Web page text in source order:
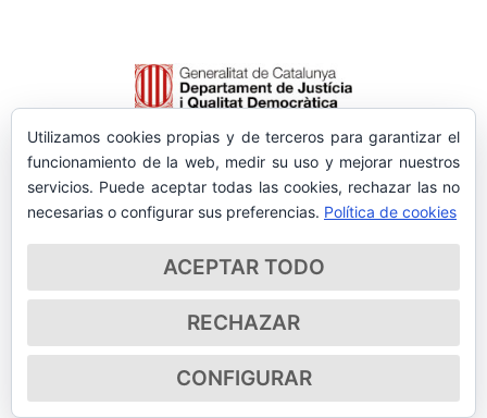
Utilizamos cookies propias y de terceros para garantizar el
funcionamiento de la web, medir su uso y mejorar nuestros
servicios. Puede aceptar todas las cookies, rechazar las no
necesarias o configurar sus preferencias. Política de cookies
ACEPTAR TODO
RECHAZAR
CONFIGURAR